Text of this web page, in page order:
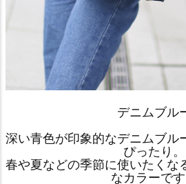
デニムブル
深い青色が印象的なデニムブル
ぴったり。
春や夏などの季節に使いたくな
なカラーです